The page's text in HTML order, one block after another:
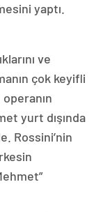
yaptı.
ve
çok keyifli
yurt dışında
Rossini’nin